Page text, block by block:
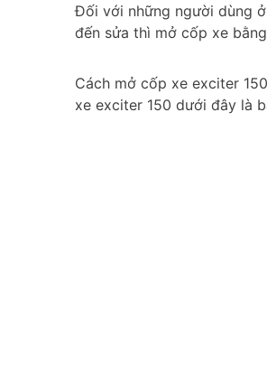
Đối với những người dùng
đến sửa thì mở cốp xe
Cách mở cốp xe exciter
xe exciter 150 dưới đây là